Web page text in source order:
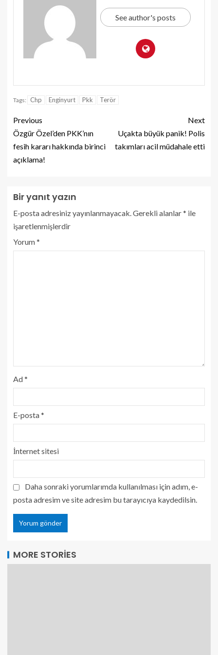
See author's posts
Tags: Chp Enginyurt Pkk Terör
Previous
Özgür Özel’den PKK’nın
fesih kararı hakkında birinci
açıklama!
Next
Uçakta büyük panik! Polis
takımları acil müdahale etti
Bir yanıt yazın
E-posta adresiniz yayınlanmayacak. Gerekli alanlar* ile
işaretlenmişlerdir
Yorum*
Ad*
E-posta*
İnternet sitesi
Daha sonraki yorumlarımda kullanılması için adım, e-
posta adresim ve site adresim bu tarayıcıya kaydedilsin.
MORE STORIES